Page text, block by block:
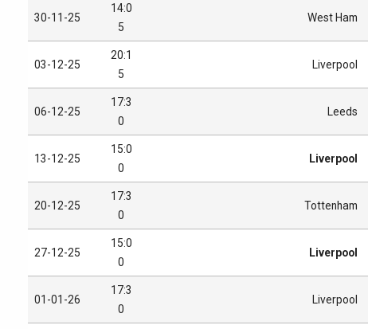
30-11-25
14:0
5
West Ham
03-12-25
20:1
5
Liverpool
06-12-25
17:3
0
Leeds
13-12-25
15:0
0
Liverpool
20-12-25
17:3
0
Tottenham
27-12-25
15:0
0
Liverpool
01-01-26
17:3
0
Liverpool